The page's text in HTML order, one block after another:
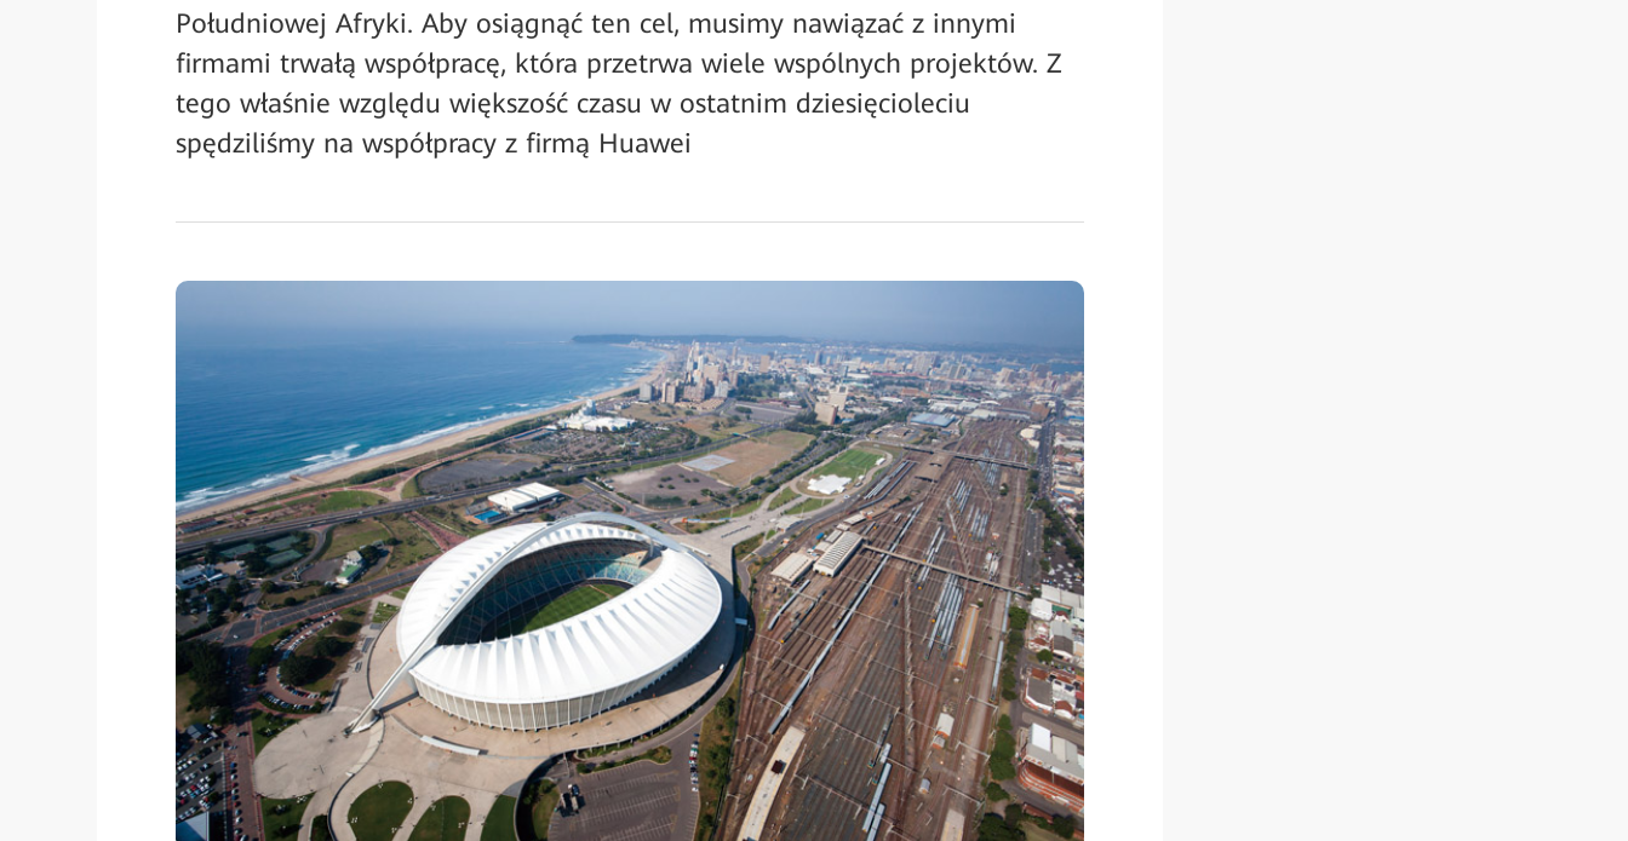
Południowej Afryki. Aby osiągnąć ten cel, musimy nawiązać z innymi
firmami trwałą współpracę, która przetrwa wiele wspólnych projektów. Z
tego właśnie względu większość czasu w ostatnim dziesięcioleciu
spędziliśmy na współpracy z firmą Huawei